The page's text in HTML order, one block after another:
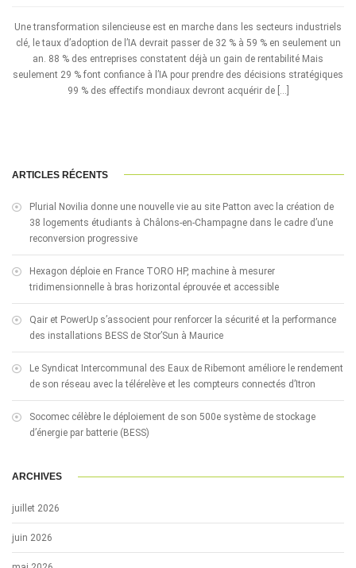
Une transformation silencieuse est en marche dans les secteurs industriels
clé, le taux d’adoption de l’IA devrait passer de 32 % à 59 % en seulement un
an. 88 % des entreprises constatent déjà un gain de rentabilité Mais
seulement 29 % font confiance à l’IA pour prendre des décisions stratégiques
99 % des effectifs mondiaux devront acquérir de […]
ARTICLES RÉCENTS
Plurial Novilia donne une nouvelle vie au site Patton avec la création de
38 logements étudiants à Châlons-en-Champagne dans le cadre d’une
reconversion progressive
Hexagon déploie en France TORO HP, machine à mesurer
tridimensionnelle à bras horizontal éprouvée et accessible
Qair et PowerUp s’associent pour renforcer la sécurité et la performance
des installations BESS de Stor’Sun à Maurice
Le Syndicat Intercommunal des Eaux de Ribemont améliore le rendement
de son réseau avec la télérelève et les compteurs connectés d’Itron
Socomec célèbre le déploiement de son 500e système de stockage
d’énergie par batterie (BESS)
ARCHIVES
juillet 2026
juin 2026